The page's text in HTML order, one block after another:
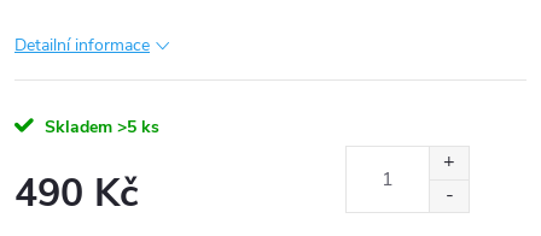
Detailní informace
Skladem >5 ks
490 Kč